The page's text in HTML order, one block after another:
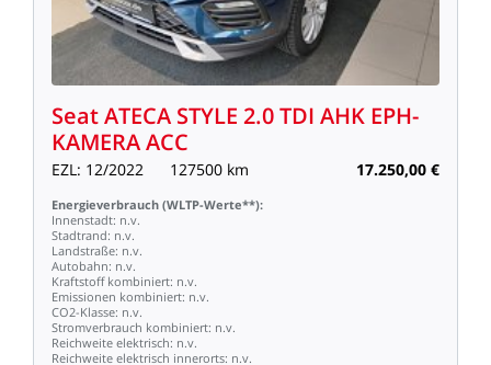
SeatATECA STYLE 2.0TDI AHK EPH-
KAMERAACC
EZL: 12/2022 127500 km 17.250,00 €
Energieverbrauch (WLTP-Werte**):
Innenstadt: n.v.
Stadtrand: n.v.
Landstraße: n.v.
Autobahn: n.v.
Kraftstoff kombiniert: n.v.
Emissionen kombiniert: n.v.
CO2-Klasse: n.v.
Stromverbrauch kombiniert: n.v.
Reichweite elektrisch: n.v.
Reichweite elektrisch innerorts: n.v.